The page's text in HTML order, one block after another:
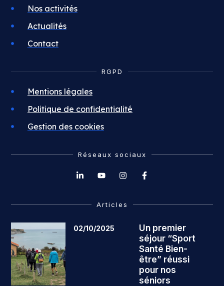
Nos activités
Actualités
Contact
RGPD
Mentions légales
Politique de confidentialité
Gestion des cookies
Réseaux sociaux
Articles
02/10/2025
Un premier
séjour “Sport
Santé Bien-
être” réussi
pour nos
séniors